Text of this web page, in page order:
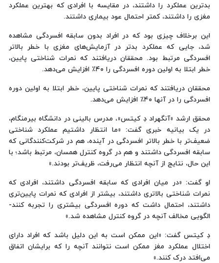
بدترین عملکرد را داشتند، در مقایسه با افرادی که بهترین عملکرد
مغزی را داشتند، کمتر احتمال عود بیماری داشتند.
این برخلاف چیزی بود که در افراد بدون سابقه افسردگی مشاهده
شد، جایی که عملکرد بدتر در آزمایش‌های مغزی با خطر بالاتر
افسردگی مرتبط بود. محققان دریافتند که نمرات شناختی پایین،
خطر ابتلا به اولین دوره افسردگی را ۴۰٪ افزایش می‌دهد.
محققان دریافتند که نمرات شناختی پایین، خطر ابتلا به اولین دوره
افسردگی را در آنها ۴۰٪ افزایش می‌دهد.
محقق ارشد «آنگهراد دِ کیتس»، مدرس بالینی در دانشگاه بیرمنگام،
در یک بیانیه خبری گفت: «ما انتظار داشتیم عملکرد شناختی
ضعیف‌تر با خطر بالاتر افسردگی در آینده، هم در شرکت‌کنندگانی که
سابقه افسردگی داشتند و هم در گروه کنترل همسان، مرتبط باشد؛ با
این حال، نتایج از آنچه انتظار می‌رفت، ظریف‌تر بودند.»
او گفت: «در میان افرادی که سابقه افسردگی داشتند، افرادی که
نمرات شناختی بالاتری داشتند، بیشتر از افرادی که نمرات پایین‌تری
داشتند، احتمال داشت که دوره افسردگی بیشتری را تجربه کنند-
الگویی مخالف آنچه در گروه کنترل مشاهده شد.»
دِ کیتس گفت: «این ممکن است به این دلیل باشد که افراد دارای
اختلال عملکرد مغز ممکن است نتوانند آنچه را که برایشان اتفاق
می‌افتد درک کنند.»